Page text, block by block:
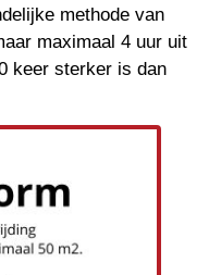
methode van
maximaal 4 uur uit
keer sterker is dan